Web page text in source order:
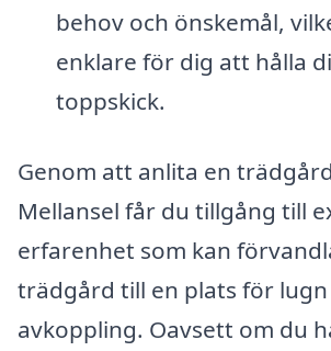
behov och önskemål,
enklare för dig att hålla
toppskick.
Genom att anlita en
Mellansel får du tillgång till
erfarenhet som kan
trädgård till en plats för lugn
avkoppling. Oavsett om du